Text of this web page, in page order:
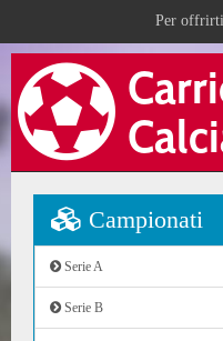
Per
Campionati
Serie A
Serie B